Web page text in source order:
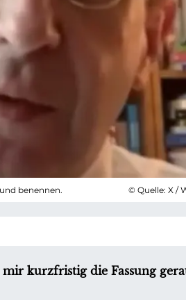
benennen. © Quelle: X /
kurzfristig die Fassung